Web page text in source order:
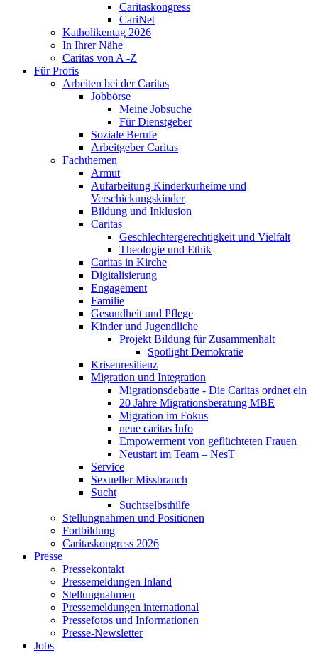
Caritaskongress
CariNet
Katholikentag 2026
In Ihrer Nähe
Caritas von A -Z
Für Profis
Arbeiten bei der Caritas
Jobbörse
Meine Jobsuche
Für Dienstgeber
Soziale Berufe
Arbeitgeber Caritas
Fachthemen
Armut
Aufarbeitung Kinderkurheime und
Verschickungskinder
Bildung und Inklusion
Caritas
Geschlechtergerechtigkeit und Vielfalt
Theologie und Ethik
Caritas in Kirche
Digitalisierung
Engagement
Familie
Gesundheit und Pflege
Kinder und Jugendliche
Projekt Bildung für Zusammenhalt
Spotlight Demokratie
Krisenresilienz
Migration und Integration
Migrationsdebatte - Die Caritas ordnet ein
20 Jahre Migrationsberatung MBE
Migration im Fokus
neue caritas Info
Empowerment von geflüchteten Frauen
Neustart im Team – NesT
Service
Sexueller Missbrauch
Sucht
Suchtselbsthilfe
Stellungnahmen und Positionen
Fortbildung
Caritaskongress 2026
Presse
Pressekontakt
Pressemeldungen Inland
Stellungnahmen
Pressemeldungen international
Pressefotos und Informationen
Presse-Newsletter
Jobs